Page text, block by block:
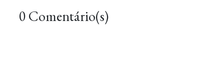
0 Comentário(s)